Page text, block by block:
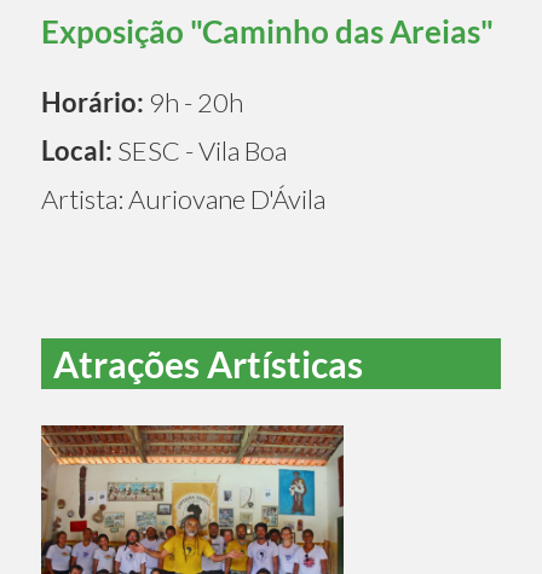
Exposição "Caminho das Areias"
Horário: 9h - 20h
Local: SESC - Vila Boa
Artista: Auriovane D'Ávila
Atrações Artísticas